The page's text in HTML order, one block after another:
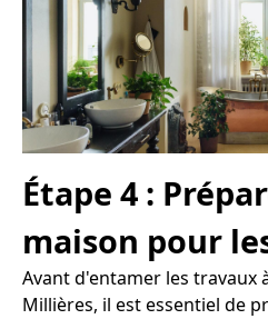
Étape 4 :
maison pour
Avant d'entamer les travaux
Millières, il est essentiel de